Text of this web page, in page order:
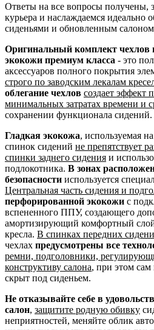
Ответы на все вопросы получены,
курьера и наслаждаемся идеально
сиденьями и обновленным
Оригинальный комплект чехлов
экокожи премиум класса - это
аксессуаров полного покрытия
строго по заводским лекалам
облегание чехлов создает эффект
минимальных затратах времени и
сохранении функционала сидений.
Гладкая экокожа, используемая
спинок сидений не препятствует
спинки заднего сидения и
подлокотника. В зонах
безопасности используется
Центральная часть сидения и
перфорированной экокожи с
вспененного ППУ, создающего
амортизирующий комфортный
кресла. В спинках передних
чехлах предусмотрены все
ремни, подголовники,
конструктиву салона, при этом
скрыт под сиденьем.
Не отказывайте себе в
салон, защитите родную обивку
неприятностей, меняйте облик